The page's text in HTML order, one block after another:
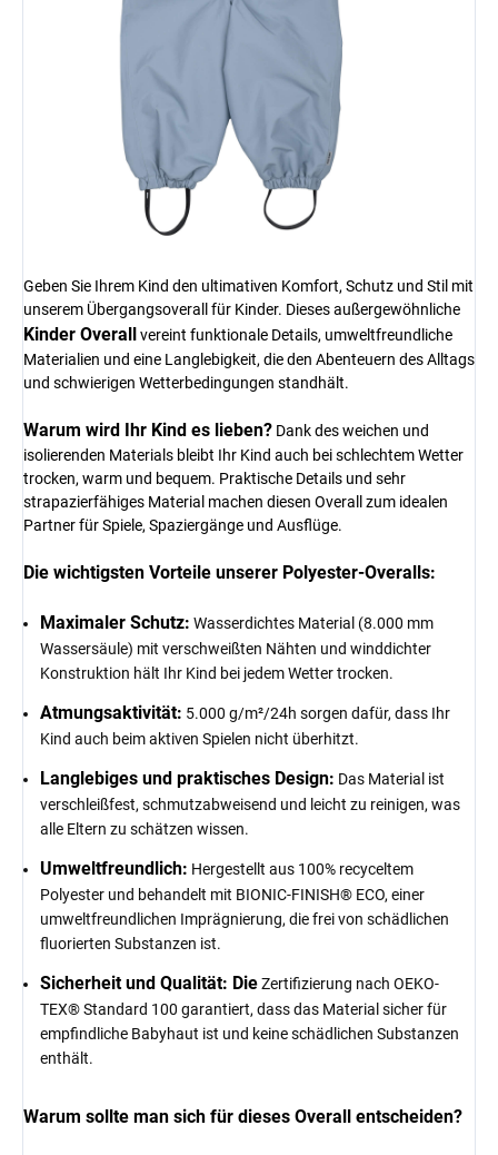
Geben Sie Ihrem Kind den ultimativen Komfort, Schutz und Stil mit
unserem Übergangsoverall für Kinder. Dieses außergewöhnliche
Kinder Overall
vereint funktionale Details, umweltfreundliche
Materialien und eine Langlebigkeit, die den Abenteuern des Alltags
und schwierigen Wetterbedingungen standhält.
Warum wird Ihr Kind es lieben? Dank des weichen und
isolierenden Materials bleibt Ihr Kind auch bei schlechtem Wetter
trocken, warm und bequem. Praktische Details und sehr
strapazierfähiges Material machen diesen Overall zum idealen
Partner für Spiele, Spaziergänge und Ausflüge.
Die wichtigsten Vorteile unserer Polyester-Overalls:
Maximaler Schutz: Wasserdichtes Material (8.000 mm
Wassersäule) mit verschweißten Nähten und winddichter
Konstruktion hält Ihr Kind bei jedem Wetter trocken.
Atmungsaktivität: 5.000 g/m²/24h sorgen dafür, dass Ihr
Kind auch beim aktiven Spielen nicht überhitzt.
Langlebiges und praktisches Design: Das Material ist
verschleißfest, schmutzabweisend und leicht zu reinigen, was
alle Eltern zu schätzen wissen.
Umweltfreundlich: Hergestellt aus 100% recyceltem
Polyester und behandelt mit BIONIC-FINISH® ECO, einer
umweltfreundlichen Imprägnierung, die frei von schädlichen
fluorierten Substanzen ist.
Sicherheit und Qualität: DieZertifizierung nach OEKO-
TEX® Standard 100 garantiert, dass das Material sicher für
empfindliche Babyhaut ist und keine schädlichen Substanzen
enthält.
Warum sollte man sich für dieses Overall entscheiden?